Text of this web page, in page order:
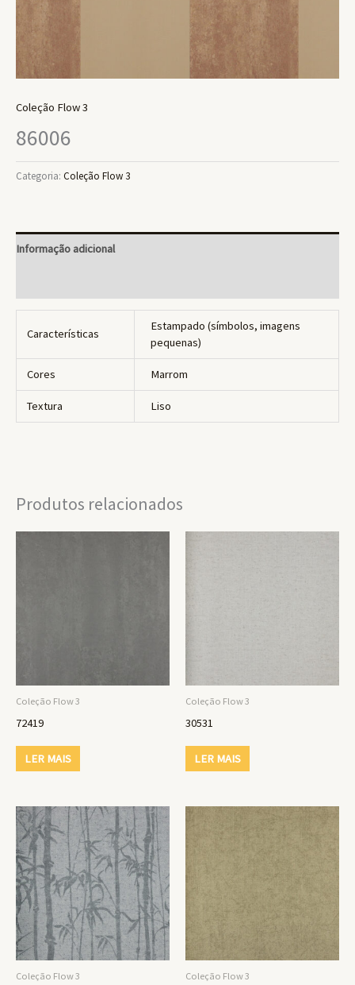
Coleção Flow 3
86006
Categoria: Coleção Flow 3
Informação adicional
Características
Estampado (símbolos, imagens
pequenas)
Cores Marrom
Textura Liso
Produtos relacionados
Coleção Flow 3
72419
LER MAIS
Coleção Flow 3
30531
LER MAIS
Coleção Flow 3 Coleção Flow 3